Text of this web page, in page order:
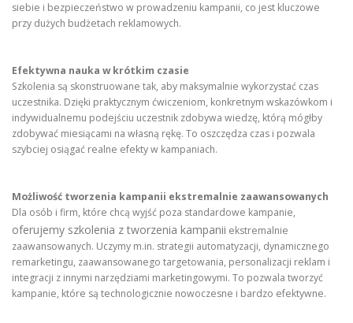
siebie i bezpieczeństwo w prowadzeniu kampanii, co jest kluczowe
przy dużych budżetach reklamowych.
Efektywna nauka w krótkim czasie
Szkolenia są skonstruowane tak, aby maksymalnie wykorzystać czas
uczestnika. Dzięki praktycznym ćwiczeniom, konkretnym wskazówkom i
indywidualnemu podejściu uczestnik zdobywa wiedzę, którą mógłby
zdobywać miesiącami na własną rękę. To oszczędza czas i pozwala
szybciej osiągać realne efekty w kampaniach.
Możliwość tworzenia kampanii ekstremalnie zaawansowanych
Dla osób i firm, które chcą wyjść poza standardowe kampanie,
oferujemy szkolenia z tworzenia kampanii ekstremalnie
zaawansowanych. Uczymy m.in. strategii automatyzacji, dynamicznego
remarketingu, zaawansowanego targetowania, personalizacji reklam i
integracji z innymi narzędziami marketingowymi. To pozwala tworzyć
kampanie, które są technologicznie nowoczesne i bardzo efektywne.